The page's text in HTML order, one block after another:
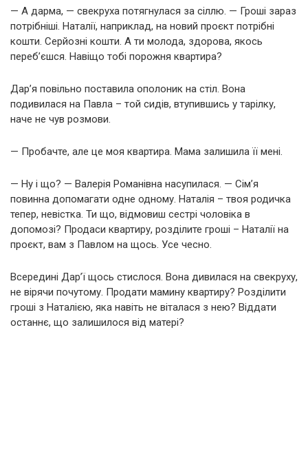
— А дарма, — свекруха потягнулася за сіллю. — Гроші зараз
потрібніші. Наталії, наприклад, на новий проєкт потрібні
кошти. Серйозні кошти. А ти молода, здорова, якось
переб’єшся. Навіщо тобі порожня квартира?
Дар’я повільно поставила ополоник на стіл. Вона
подивилася на Павла – той сидів, втупившись у тарілку,
наче не чув розмови.
— Пробачте, але це моя квартира. Мама залишила її мені.
— Ну і що? — Валерія Романівна насупилася. — Сім’я
повинна допомагати одне одному. Наталія – твоя родичка
тепер, невістка. Ти що, відмовиш сестрі чоловіка в
допомозі? Продаси квартиру, розділите гроші – Наталії на
проєкт, вам з Павлом на щось. Усе чесно.
Всередині Дар’ї щось стислося. Вона дивилася на свекруху,
не вірячи почутому. Продати мамину квартиру? Розділити
гроші з Наталією, яка навіть не віталася з нею? Віддати
останнє, що залишилося від матері?